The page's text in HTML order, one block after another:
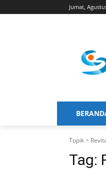
Jumat,
Topik
Tag: